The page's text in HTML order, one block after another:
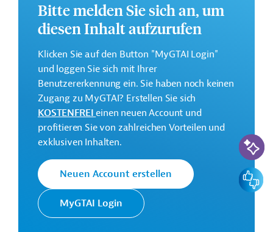
Annex 3: Stärkung der Landwirtschaft;
Annex 4: Unterstützung der öffentlichen Verwaltung
Weitere Informationen über das
Jahresaktionsprogramm finden Sie in den
Originaldokumenten, die zum Download bereitstehen.
Bei Fragen wenden Sie sich bitte an das Brüsseler Büro
von Germany Trade & Invest unter projekte@gtai.de.
Dieses Projekt gehört zu derEU-
Konnektivitätsinitiative Global Gateway
Gesamtkosten:
45 Millionen Euro
Bitte melden Sie sich an, um
diesen Inhalt aufzurufen
Klicken Sie auf den Button "MyGTAI Login"
und loggen Sie sich mit Ihrer
Benutzererkennung ein. Sie haben noch keinen
Zugang zu MyGTAI? Erstellen Sie sich
KOSTENFREIeinen neuen Account und
profitieren Sie von zahlreichen Vorteilen und
exklusiven Inhalten.
Neuen Account erstellen
MyGTAI Login
KI-